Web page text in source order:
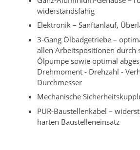
widerstandsfähig
Elektronik – Sanftanlauf,
3-Gang Ölbadgetriebe –
allen Arbeitspositionen durch
Ölpumpe sowie optimal
Drehmoment - Drehzahl -
Durchmesser
Mechanische
PUR-Baustellenkabel –
harten Baustelleneinsatz